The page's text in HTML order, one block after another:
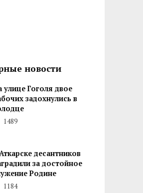
новости
улице Гоголя двое
задохнулись в
1489
десантников
за достойное
Родине
1184